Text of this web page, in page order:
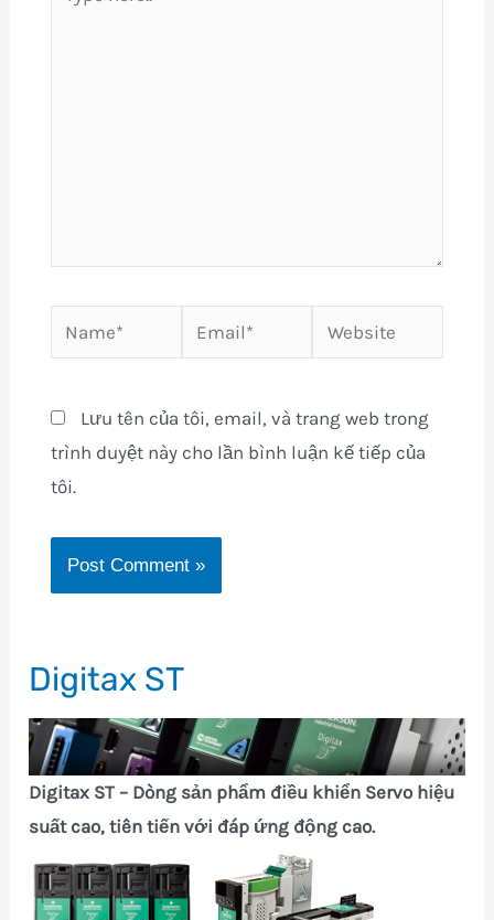
here..
Name* Email* Website
Lưu tên của tôi, email, và trang web trong
trình duyệt này cho lần bình luận kế tiếp của
tôi.
Digitax ST
Digitax ST – Dòng sản phẩm điều khiển Servo hiệu
suất cao, tiên tiến với đáp ứng động cao.